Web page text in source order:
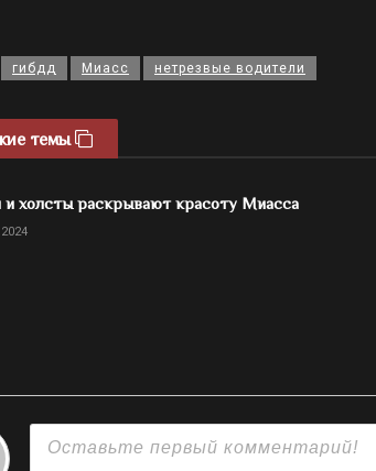
гибдд Миасс нетрезвые водители
темы
и холсты раскрывают красоту Миасса